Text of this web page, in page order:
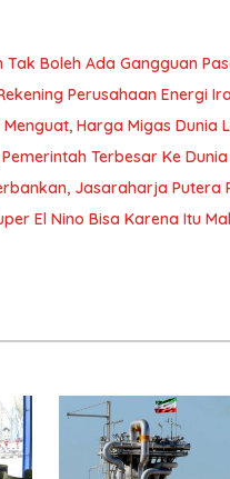
Boleh Ada Gangguan
Perusahaan Energi
Harga Migas Dunia
Terbesar Ke
Jasaraharja Putera
El Nino Bisa Karena Itu